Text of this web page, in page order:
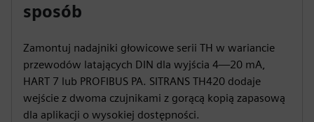
sposób
Zamontuj nadajniki głowicowe serii TH w wariancie
przewodów latających DIN dla wyjścia 4—20 mA,
HART 7 lub PROFIBUS PA. SITRANS TH420 dodaje
wejście z dwoma czujnikami z gorącą kopią zapasową
dla aplikacji o wysokiej dostępności.